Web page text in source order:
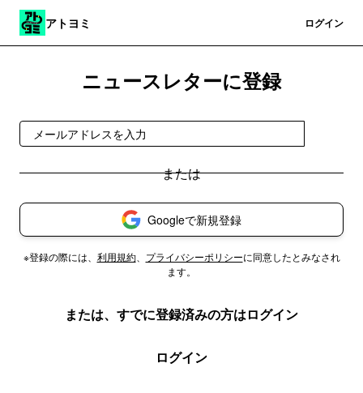
アトヨミ ログイン
ニュースレターに登録
Googleで新規登録
※登録の際には、 利用規約、 プライバシーポリシーに同意したとみなされ
ます。
または、すでに登録済みの方はログイン
ログイン